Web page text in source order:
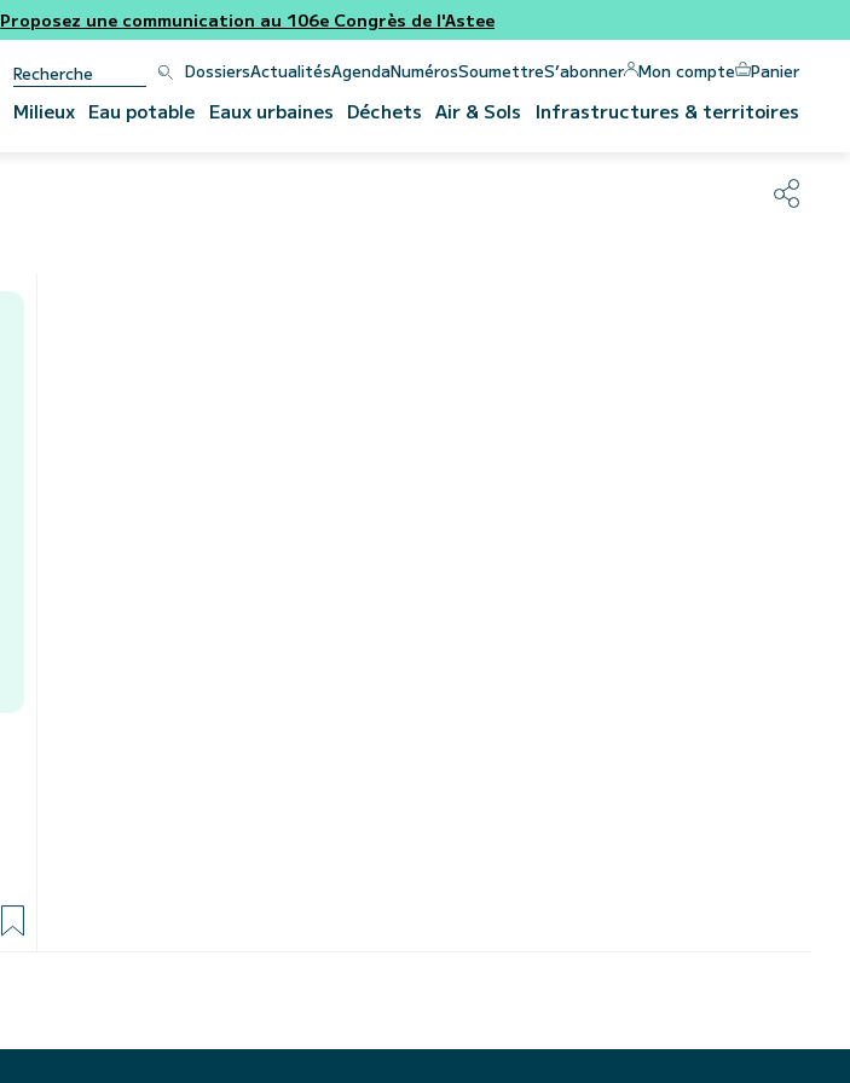
Proposez une communication au 106e Congrès de l'Astee
DossiersActualitésAgendaNumérosSoumettreS’abonner Mon compte Panier
Milieux Eau potable Eaux urbaines Déchets Air & Sols Infrastructures & territoires